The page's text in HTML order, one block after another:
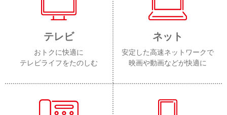
テレビ
おトクに快適に
テレビライフをたのしむ
ネット
安定した高速ネットワークで
映画や動画などが快適に